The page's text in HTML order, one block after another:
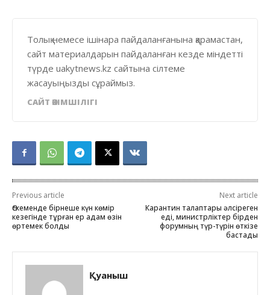
Толық немесе ішінара пайдаланғанына қарамастан,
сайт материалдарын пайдаланған кезде міндетті
түрде uakytnews.kz сайтына сілтеме
жасауыңызды сұраймыз.
САЙТ ӘКІМШІЛІГІ
Previous article
Өскеменде бірнеше күн көмір
кезегінде тұрған ер адам өзін
өртемек болды
Next article
Карантин талаптары әлсіреген
еді, министрліктер бірден
форумның түр-түрін өткізе
бастады
Қуаныш